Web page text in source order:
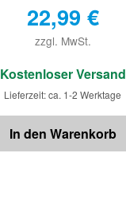
22,99 €
zzgl. MwSt.
€
Kostenloser Versand
Lieferzeit: ca. 1-2 Werktage
In den Warenkorb